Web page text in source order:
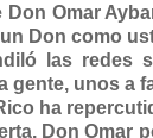
Omar
Don como
las redes
gente, unos a
ha
Don Omar